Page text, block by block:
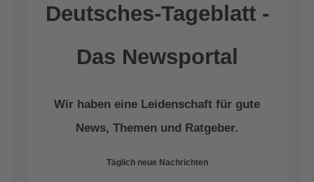
Deutsches-Tageblatt -
Das Newsportal
Wir haben eine Leidenschaft für gute
News, Themen und Ratgeber.
Täglich neue Nachrichten